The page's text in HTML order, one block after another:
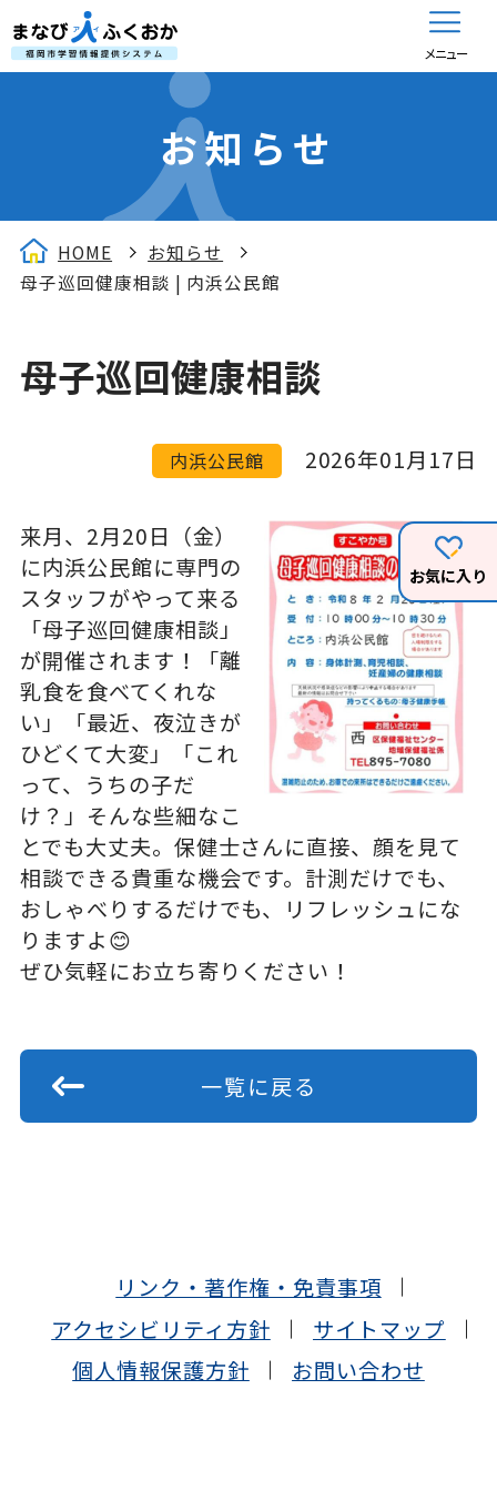
メニュー
お気に入り
お知らせ
HOME
お知らせ
母子巡回健康相談 | 内浜公民館
母子巡回健康相談
内浜公民館 2026年01月17日
来月、2月20日（金）
に内浜公民館に専門の
スタッフがやって来る
「母子巡回健康相談」
が開催されます！「離
乳食を食べてくれな
い」「最近、夜泣きが
ひどくて大変」「これ
って、うちの子だ
け？」そんな些細なこ
とでも大丈夫。保健士さんに直接、顔を見て
相談できる貴重な機会です。計測だけでも、
おしゃべりするだけでも、リフレッシュにな
りますよ😊
ぜひ気軽にお立ち寄りください！
一覧に戻る
リンク・著作権・免責事項
アクセシビリティ方針
サイトマップ
個人情報保護方針
お問い合わせ